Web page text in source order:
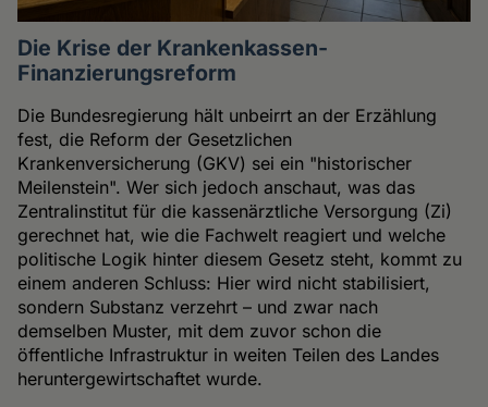
Die Krise der Krankenkassen-
Finanzierungsreform
Die Bundesregierung hält unbeirrt an der Erzählung
fest, die Reform der Gesetzlichen
Krankenversicherung (GKV) sei ein "historischer
Meilenstein". Wer sich jedoch anschaut, was das
Zentralinstitut für die kassenärztliche Versorgung (Zi)
gerechnet hat, wie die Fachwelt reagiert und welche
politische Logik hinter diesem Gesetz steht, kommt zu
einem anderen Schluss: Hier wird nicht stabilisiert,
sondern Substanz verzehrt – und zwar nach
demselben Muster, mit dem zuvor schon die
öffentliche Infrastruktur in weiten Teilen des Landes
heruntergewirtschaftet wurde.